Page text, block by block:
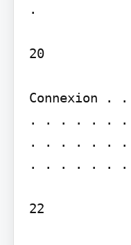
.
20
. . . . . .
. . . . . .
. . . . . .
22